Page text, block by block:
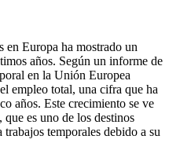
en Europa ha mostrado un
años. Según un informe de
en la Unión Europea
empleo total, una cifra que ha
años. Este crecimiento se ve
, que es uno de los destinos
temporales debido a su